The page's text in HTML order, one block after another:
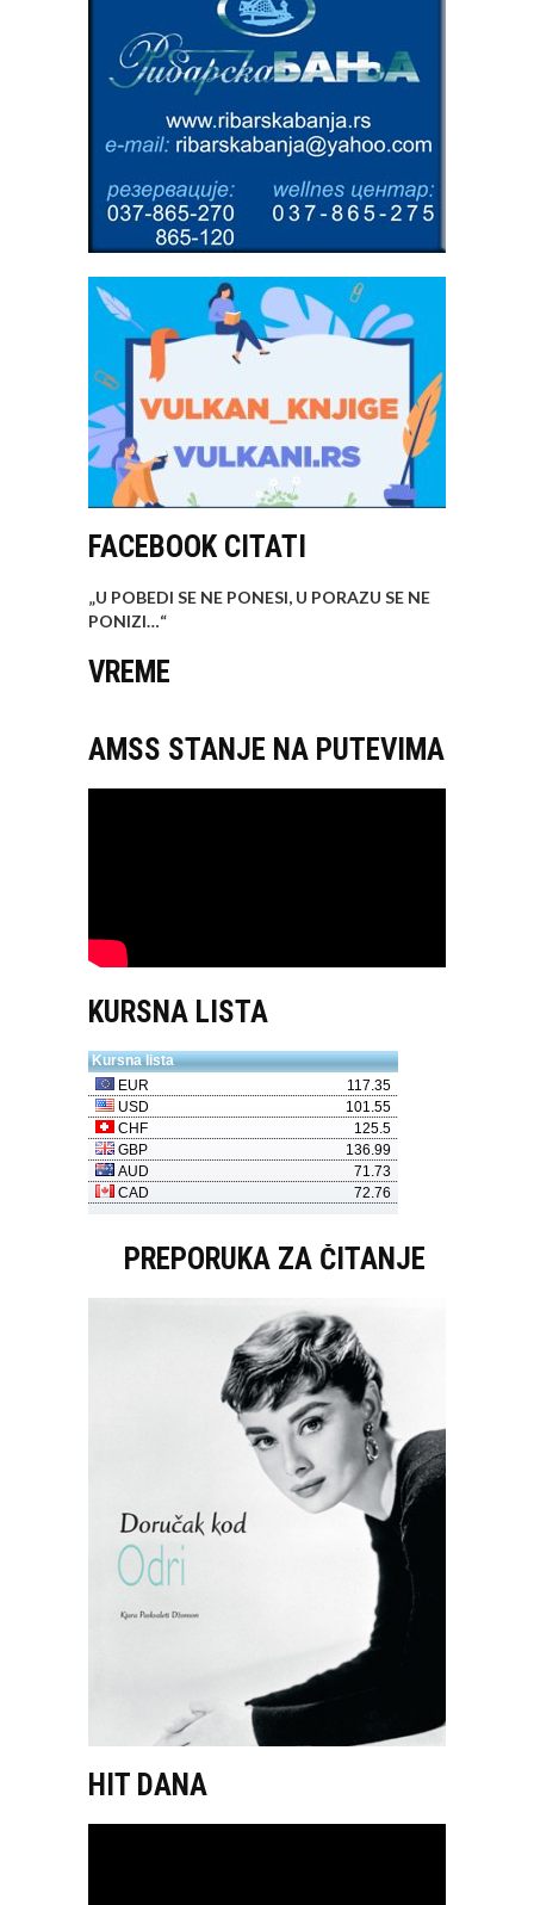
FACEBOOK CITATI
„U POBEDI SE NE PONESI, U PORAZU SE NE
PONIZI…“
VREME
AMSS STANJE NA PUTEVIMA
KURSNA LISTA
PREPORUKA ZA ČITANJE
HIT DANA